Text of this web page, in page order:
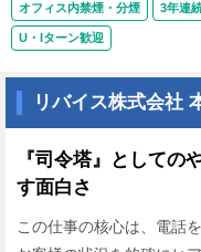
オフィス内禁煙・分煙 3年連
U・Iターン歓迎
リバイス株式会社
『司令塔』としての
す面白さ
この仕事の核心は、電話